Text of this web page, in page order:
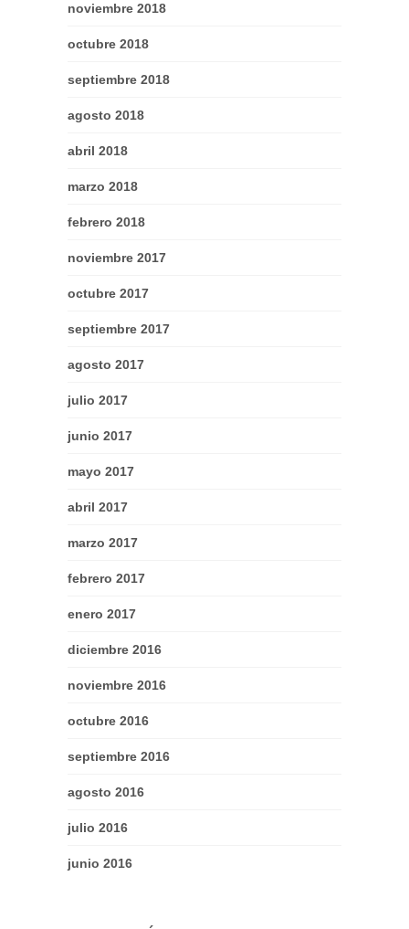
noviembre 2018
octubre 2018
septiembre 2018
agosto 2018
abril 2018
marzo 2018
febrero 2018
noviembre 2017
octubre 2017
septiembre 2017
agosto 2017
julio 2017
junio 2017
mayo 2017
abril 2017
marzo 2017
febrero 2017
enero 2017
diciembre 2016
noviembre 2016
octubre 2016
septiembre 2016
agosto 2016
julio 2016
junio 2016